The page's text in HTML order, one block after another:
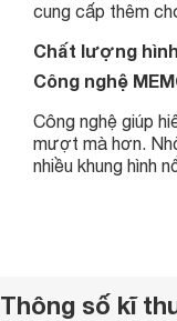
cung cấp thêm
Chất lượng
Công nghệ
Công nghệ giúp
mượt mà hơn.
nhiều khung hình
Thông số kĩ